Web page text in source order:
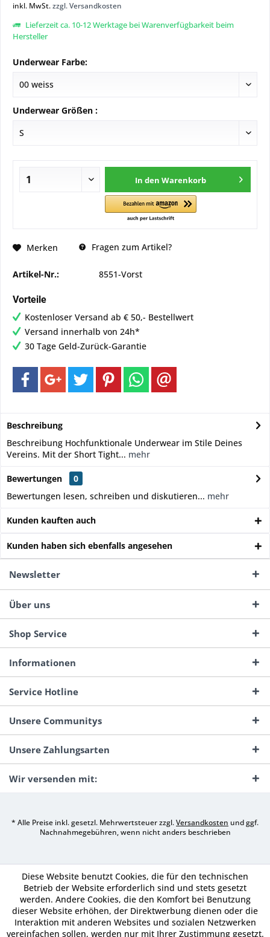
inkl. MwSt.zzgl. Versandkosten
Lieferzeit ca. 10-12 Werktage bei Warenverfügbarkeit beim
Hersteller
Underwear Farbe:
Underwear Größen :
In den Warenkorb
Merken Fragen zum Artikel?
Artikel-Nr.: 8551-Vorst
Vorteile
Kostenloser Versand ab € 50,- Bestellwert
Versand innerhalb von 24h*
30 Tage Geld-Zurück-Garantie
Beschreibung
Beschreibung Hochfunktionale Underwear im Stile Deines
Vereins. Mit der Short Tight... mehr
Bewertungen
0
Bewertungen lesen, schreiben und diskutieren... mehr
Kunden kauften auch
Kunden haben sich ebenfalls angesehen
Newsletter
Über uns
Shop Service
Informationen
Service Hotline
Unsere Communitys
Unsere Zahlungsarten
Wir versenden mit:
* Alle Preise inkl. gesetzl. Mehrwertsteuer zzgl.Versandkosten und ggf.
Nachnahmegebühren, wenn nicht anders beschrieben
Diese Website benutzt Cookies, die für den technischen
Betrieb der Website erforderlich sind und stets gesetzt
werden. Andere Cookies, die den Komfort bei Benutzung
dieser Website erhöhen, der Direktwerbung dienen oder die
Interaktion mit anderen Websites und sozialen Netzwerken
vereinfachen sollen, werden nur mit Ihrer Zustimmung gesetzt.